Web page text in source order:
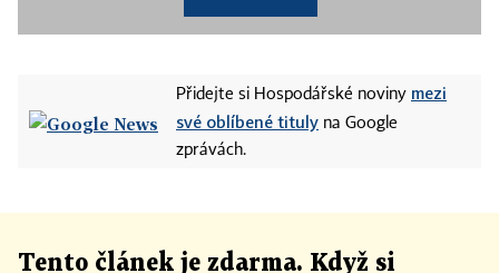
Přidejte si Hospodářské noviny mezi
své oblíbené tituly na Google
zprávách.
Tento článek je zdarma. Když si